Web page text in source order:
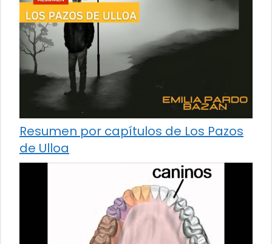
Resumen por capítulos de Los Pazos
de Ulloa